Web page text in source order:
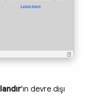
'ın devre dışı